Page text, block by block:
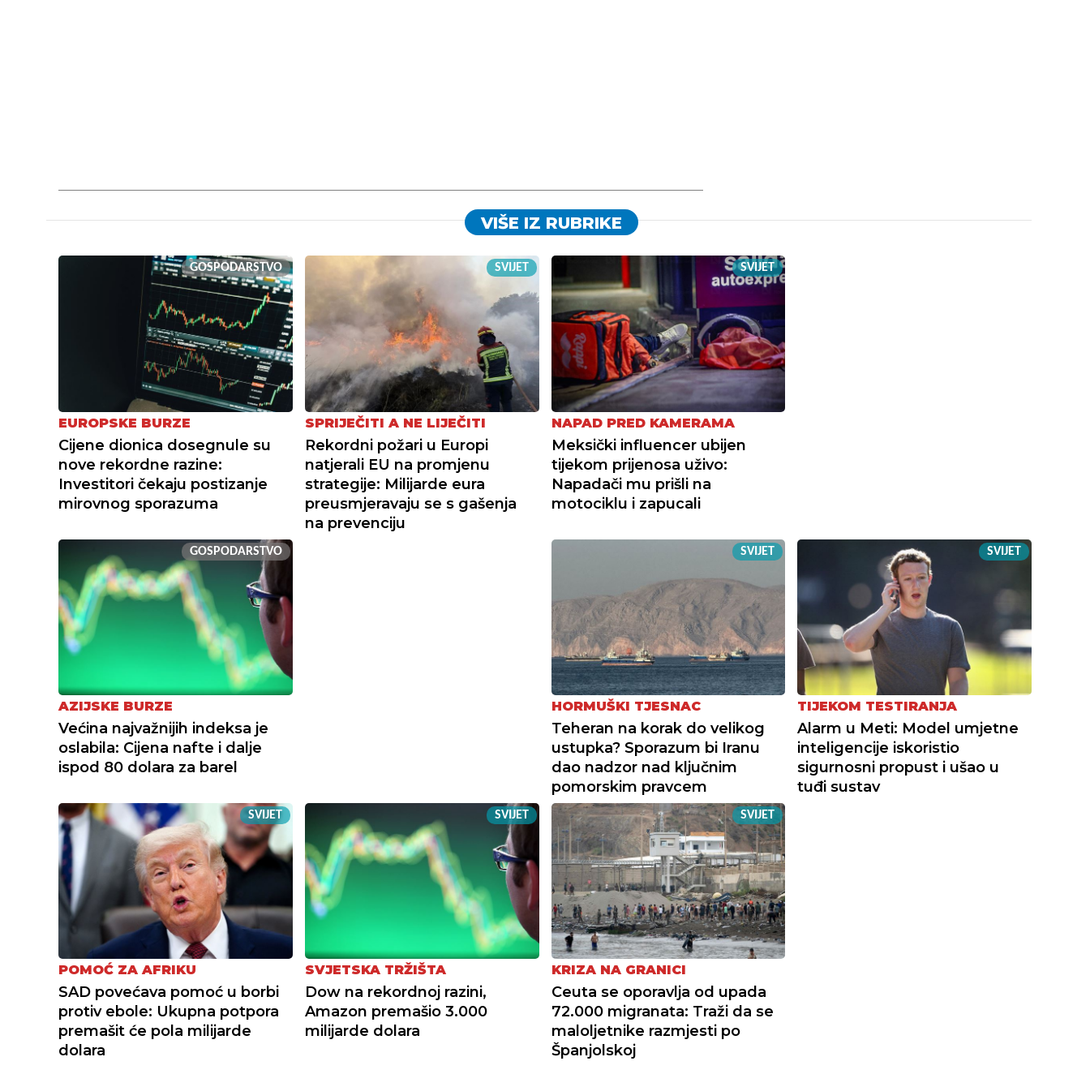
VIŠE IZ RUBRIKE
GOSPODARSTVO
EUROPSKE BURZE
Cijene dionica dosegnule su
nove rekordne razine:
Investitori čekaju postizanje
mirovnog sporazuma
SVIJET
SPRIJEČITI A NE LIJEČITI
Rekordni požari u Europi
natjerali EU na promjenu
strategije: Milijarde eura
preusmjeravaju se s gašenja
na prevenciju
SVIJET
NAPAD PRED KAMERAMA
Meksički influencer ubijen
tijekom prijenosa uživo:
Napadači mu prišli na
motociklu i zapucali
GOSPODARSTVO
AZIJSKE BURZE
Većina najvažnijih indeksa je
oslabila: Cijena nafte i dalje
ispod 80 dolara za barel
SVIJET
HORMUŠKI TJESNAC
Teheran na korak do velikog
ustupka? Sporazum bi Iranu
dao nadzor nad ključnim
pomorskim pravcem
SVIJET
TIJEKOM TESTIRANJA
Alarm u Meti: Model umjetne
inteligencije iskoristio
sigurnosni propust i ušao u
tuđi sustav
SVIJET
POMOĆ ZA AFRIKU
SAD povećava pomoć u borbi
protiv ebole: Ukupna potpora
premašit će pola milijarde
dolara
SVIJET
SVJETSKA TRŽIŠTA
Dow na rekordnoj razini,
Amazon premašio 3.000
milijarde dolara
SVIJET
KRIZA NA GRANICI
Ceuta se oporavlja od upada
72.000 migranata: Traži da se
maloljetnike razmjesti po
Španjolskoj